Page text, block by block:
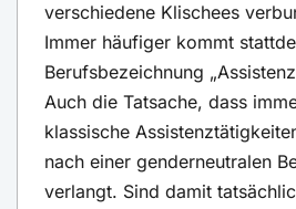
verschiedene Klischees
Immer häufiger kommt
Berufsbezeichnung
Auch die Tatsache, dass
klassische
nach einer genderneutralen
verlangt. Sind damit